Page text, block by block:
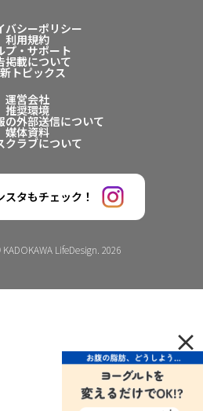
バシーポリシー
利用規約
プ・サポート
掲載について
トピックス
運営会社
推奨環境
の外部送信について
媒体資料
クラブについて
タもチェック！
LifeDesign. 2026
×